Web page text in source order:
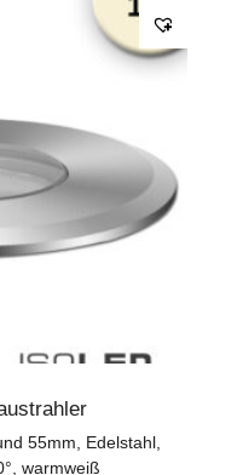
55mm, Edelstahl,
warmweiß